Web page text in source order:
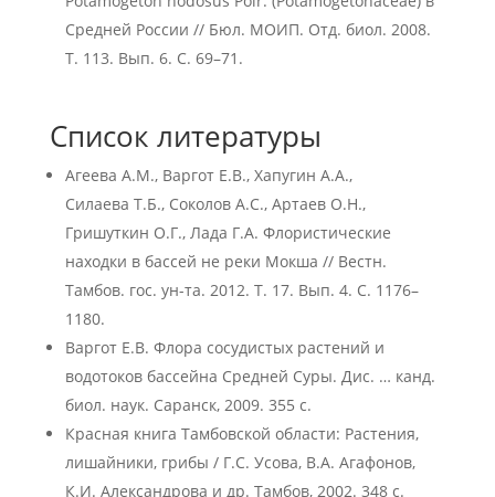
Средней России // Бюл. МОИП. Отд. биол. 2008.
Т. 113. Вып. 6. С. 69–71.
Список литературы
Агеева А.М., Варгот Е.В., Хапугин А.А.,
Силаева Т.Б., Соколов А.С., Артаев О.Н.,
Гришуткин О.Г., Лада Г.А. Флористические
находки в бассей не реки Мокша // Вестн.
Тамбов. гос. ун-та. 2012. Т. 17. Вып. 4. С. 1176–
1180.
Варгот Е.В. Флора сосудистых растений и
водотоков бассейна Средней Суры. Дис. … канд.
биол. наук. Саранск, 2009. 355 с.
Красная книга Тамбовской области: Растения,
лишайники, грибы / Г.С. Усова, В.А. Агафонов,
К.И. Александрова и др. Тамбов, 2002. 348 с.